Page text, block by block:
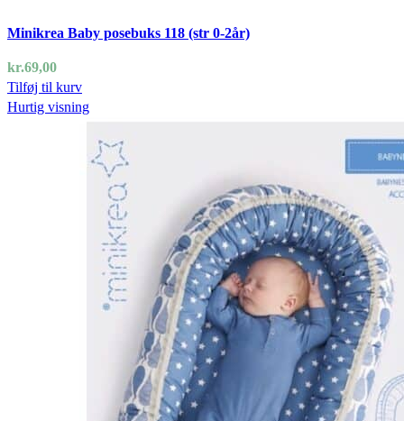
Minikrea Baby posebuks 118 (str 0-2år)
kr.69,00
Tilføj til kurv
Hurtig visning